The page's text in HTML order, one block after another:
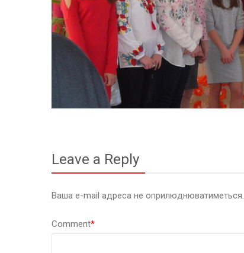
Leave a Reply
Ваша e-mail адреса не оприлюднюватиметься.
Comment*